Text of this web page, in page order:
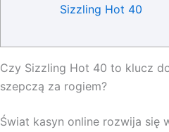
Sizzling Hot 40
Czy Sizzling Hot 40 to klucz
szepczą za rogiem?
Świat kasyn online rozwija się